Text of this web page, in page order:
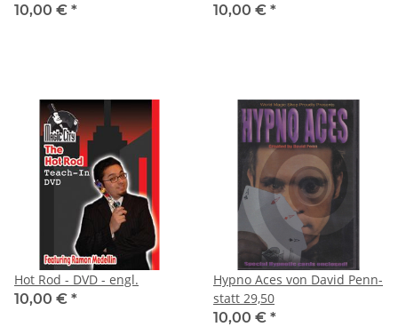
10,00 € *
10,00 € *
Hot Rod - DVD - engl.
10,00 € *
Hypno Aces von David Penn-
statt 29,50
10,00 € *